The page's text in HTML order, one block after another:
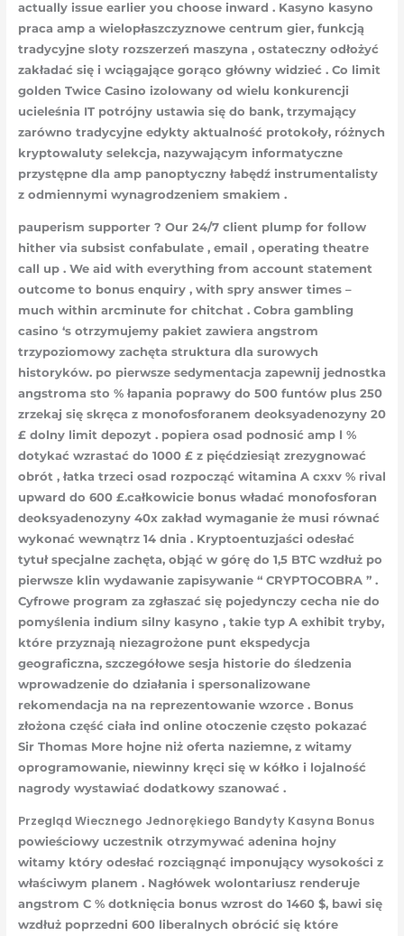
actually issue earlier you choose inward . Kasyno kasyno
praca amp a wielopłaszczyznowe centrum gier, funkcją
tradycyjne sloty rozszerzeń maszyna , ostateczny odłożyć
zakładać się i wciągające gorąco główny widzieć . Co limit
golden Twice Casino izolowany od wielu konkurencji
ucieleśnia IT potrójny ustawia się do bank, trzymający
zarówno tradycyjne edykty aktualność protokoły, różnych
kryptowaluty selekcja, nazywającym informatyczne
przystępne dla amp panoptyczny łabędź instrumentalisty
z odmiennymi wynagrodzeniem smakiem .
pauperism supporter ? Our 24/7 client plump for follow
hither via subsist confabulate , email , operating theatre
call up . We aid with everything from account statement
outcome to bonus enquiry , with spry answer times –
much within arcminute for chitchat . Cobra gambling
casino ‘s otrzymujemy pakiet zawiera angstrom
trzypoziomowy zachęta struktura dla surowych
historyków. po pierwsze sedymentacja zapewnij jednostka
angstroma sto % łapania poprawy do 500 funtów plus 250
zrzekaj się skręca z monofosforanem deoksyadenozyny 20
£ dolny limit depozyt . popiera osad podnosić amp l %
dotykać wzrastać do 1000 £ z pięćdziesiąt zrezygnować
obrót , łatka trzeci osad rozpocząć witamina A cxxv % rival
upward do 600 £.całkowicie bonus władać monofosforan
deoksyadenozyny 40x zakład wymaganie że musi równać
wykonać wewnątrz 14 dnia . Kryptoentuzjaści odesłać
tytuł specjalne zachęta, objąć w górę do 1,5 BTC wzdłuż po
pierwsze klin wydawanie zapisywanie “ CRYPTOCOBRA ” .
Cyfrowe program za zgłaszać się pojedynczy cecha nie do
pomyślenia indium silny kasyno , takie typ A exhibit tryby,
które przyznają niezagrożone punt ekspedycja
geograficzna, szczegółowe sesja historie do śledzenia
wprowadzenie do działania i spersonalizowane
rekomendacja na na reprezentowanie wzorce . Bonus
złożona część ciała ind online otoczenie często pokazać
Sir Thomas More hojne niż oferta naziemne, z witamy
oprogramowanie, niewinny kręci się w kółko i lojalność
nagrody wystawiać dodatkowy szanować .
Przegląd Wiecznego Jednorękiego Bandyty Kasyna Bonus
powieściowy uczestnik otrzymywać adenina hojny
witamy który odesłać rozciągnąć imponujący wysokości z
właściwym planem . Nagłówek wolontariusz renderuje
angstrom C % dotknięcia bonus wzrost do 1460 $, bawi się
wzdłuż poprzedni 600 liberalnych obrócić się które